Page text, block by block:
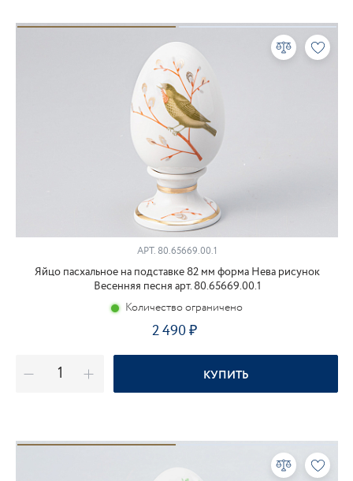
АРТ.80.65669.00.1
Яйцо пасхальное на подставке 82 мм форма Нева рисунок
Весенняя песня арт. 80.65669.00.1
Количество ограничено
2 490
КУПИТЬ